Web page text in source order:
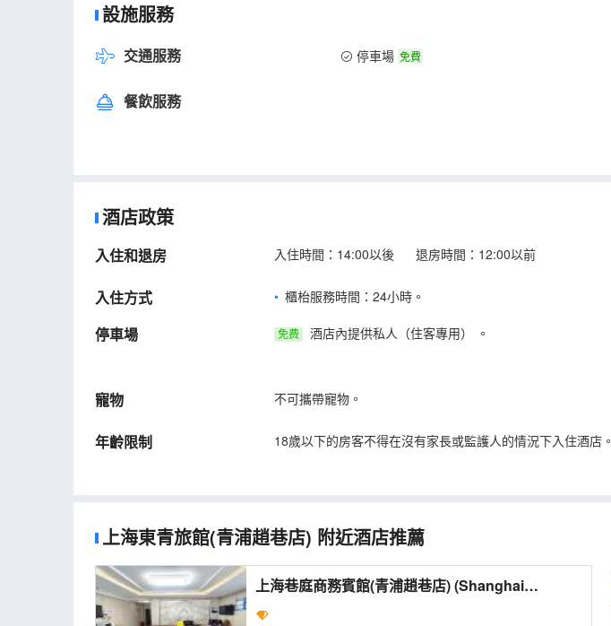
設施服務
交通服務 停車場 免費
餐飲服務
酒店政策
入住和退房 入住時間：14:00以後 退房時間：12:00以前
入住方式 櫃枱服務時間：24小時。
停車場 免费 酒店內提供私人（住客專用） 。
寵物 不可攜帶寵物。
年齡限制 18歲以下的房客不得在沒有家長或監護人的情況下入住酒店。
上海東青旅館(青浦趙巷店) 附近酒店推薦
上海巷庭商務賓館(青浦趙巷店) (Shanghai
Xiangting Business Hotel (Qingpu Zhaoxiang